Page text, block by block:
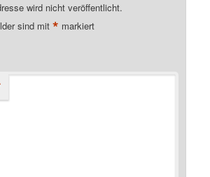
wird nicht veröffentlicht.
sind mit* markiert